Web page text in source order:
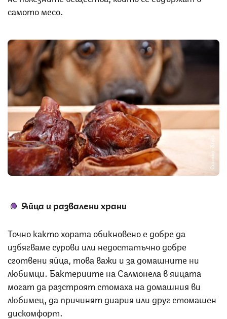
самото месо.
Снимка: iStock
Яйца и развалени храни
Точно както хората обикновено е добре да
избягваме сурови или недостатъчно добре
сготвени яйца, това важи и за домашните ни
любимци. Бактериите на Салмонела в яйцата
могат да разстроят стомаха на домашния ви
любимец, да причинят диария или друг стомашен
дискомфорт.